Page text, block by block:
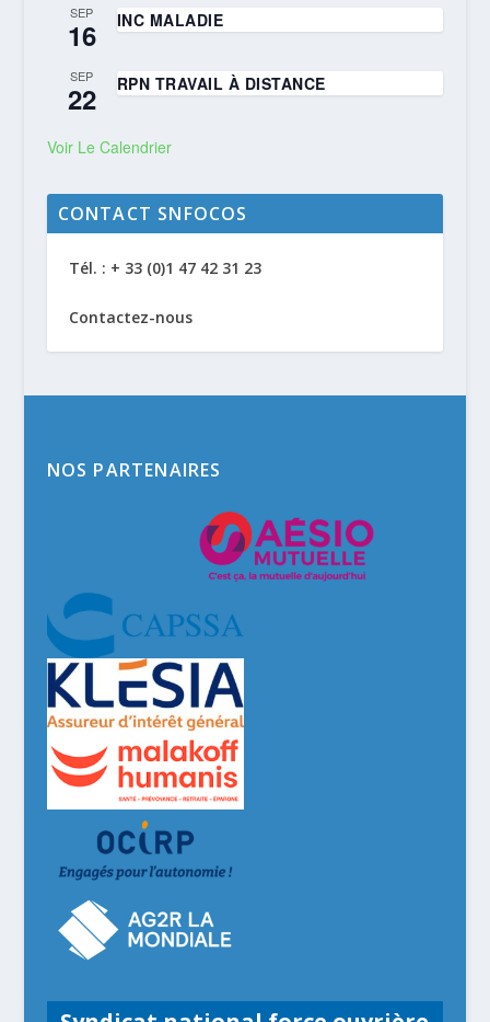
SEP
16 INC MALADIE
SEP
22 RPN TRAVAIL À DISTANCE
Voir Le Calendrier
CONTACT SNFOCOS
Tél. : + 33 (0)1 47 42 31 23
Contactez-nous
NOS PARTENAIRES